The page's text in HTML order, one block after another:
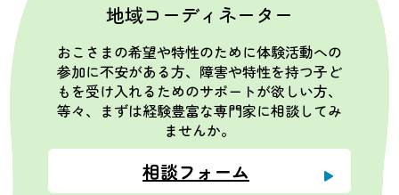
地域コーディネーター
おこさまの希望や特性のために体験活動への
参加に不安がある方、障害や特性を持つ子ど
もを受け入れるためのサポートが欲しい方、
等々、まずは経験豊富な専門家に相談してみ
ませんか。
相談フォーム